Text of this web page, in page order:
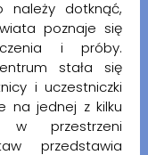
należy dotknąć,
poznaje się
i próby.
stała się
i uczestniczki
na jednej z kilku
w przestrzeni
przedstawia